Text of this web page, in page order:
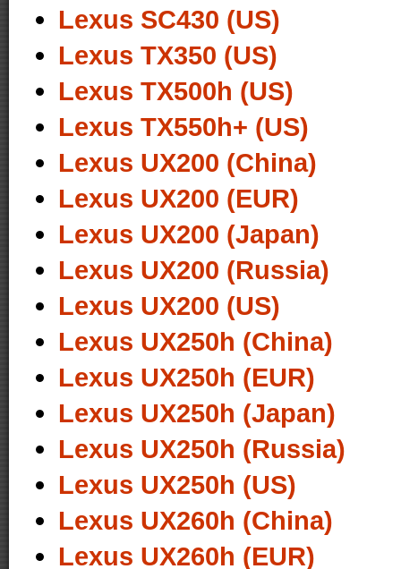
Lexus SC430 (US)
Lexus TX350 (US)
Lexus TX500h (US)
Lexus TX550h+ (US)
Lexus UX200 (China)
Lexus UX200 (EUR)
Lexus UX200 (Japan)
Lexus UX200 (Russia)
Lexus UX200 (US)
Lexus UX250h (China)
Lexus UX250h (EUR)
Lexus UX250h (Japan)
Lexus UX250h (Russia)
Lexus UX250h (US)
Lexus UX260h (China)
Lexus UX260h (EUR)